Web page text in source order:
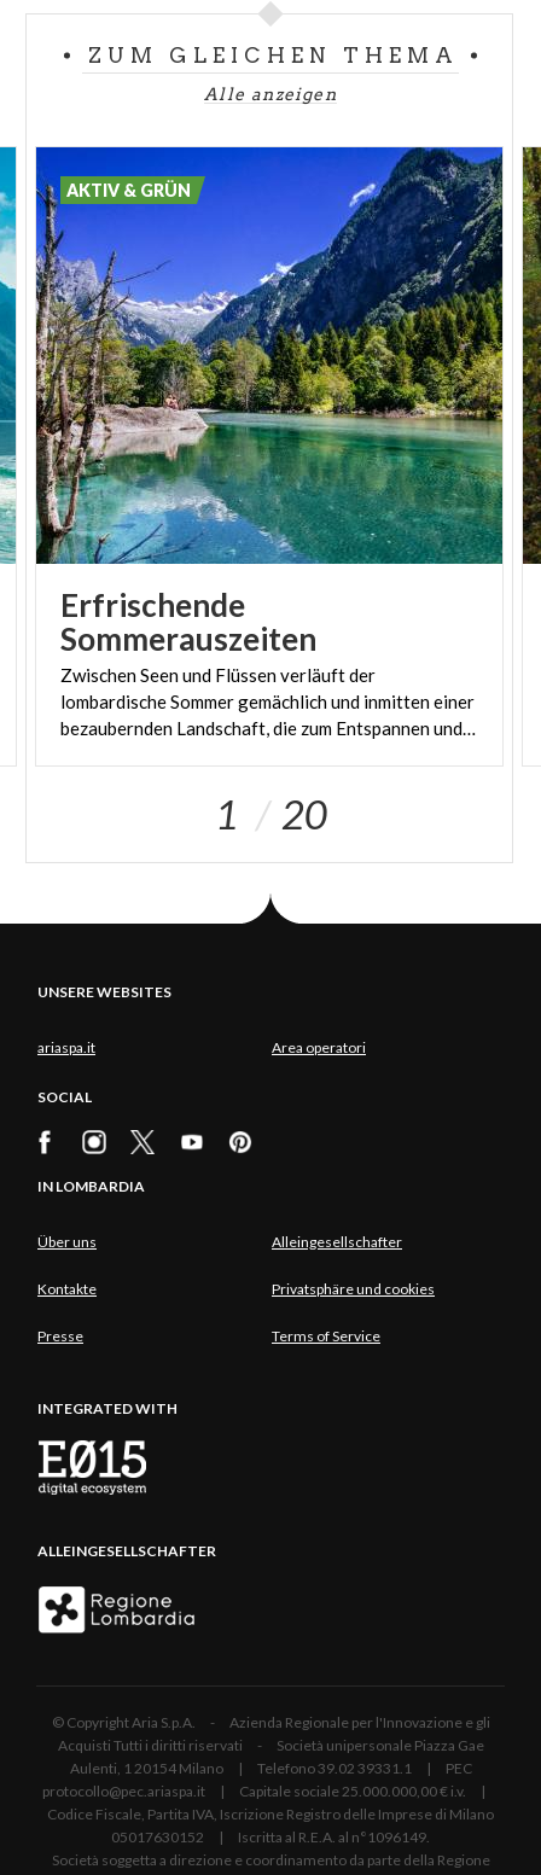
antiken Ginko Biloba erleben können, oder jenen der
Cascina Rosa, an dem sie einen Haselnussbaum aus
Japan vorfinden werden.
Gönnen Sie sich die frische Luft, Mailand zeigt Ihnen
den grünen Daumen!
ZUM GLEICHEN THEMA
Alle anzeigen
Erfrischende
Sommerauszeiten
Zwischen Seen und Flüssen verläuft der
lombardische Sommer gemächlich und inmitten einer
bezaubernden Landschaft, die zum Entspannen und zur Erfrischung einlädt.
AKTIV & GRÜN
1 20
UNSERE WEBSITES
ariaspa.it Area operatori
SOCIAL
IN LOMBARDIA
Über uns Alleingesellschafter
Kontakte Privatsphäre und cookies
Presse Terms of Service
INTEGRATED WITH
ALLEINGESELLSCHAFTER
© Copyright Aria S.p.A. - Azienda Regionale per l'Innovazione e gli
Acquisti Tutti i diritti riservati - Società unipersonale Piazza Gae
Aulenti, 1 20154 Milano | Telefono 39.02 39331.1 | PEC
protocollo@pec.ariaspa.it | Capitale sociale 25.000.000,00 € i.v. |
Codice Fiscale, Partita IVA, Iscrizione Registro delle Imprese di Milano
05017630152 | Iscritta al R.E.A. al n°1096149.
Società soggetta a direzione e coordinamento da parte della Regione